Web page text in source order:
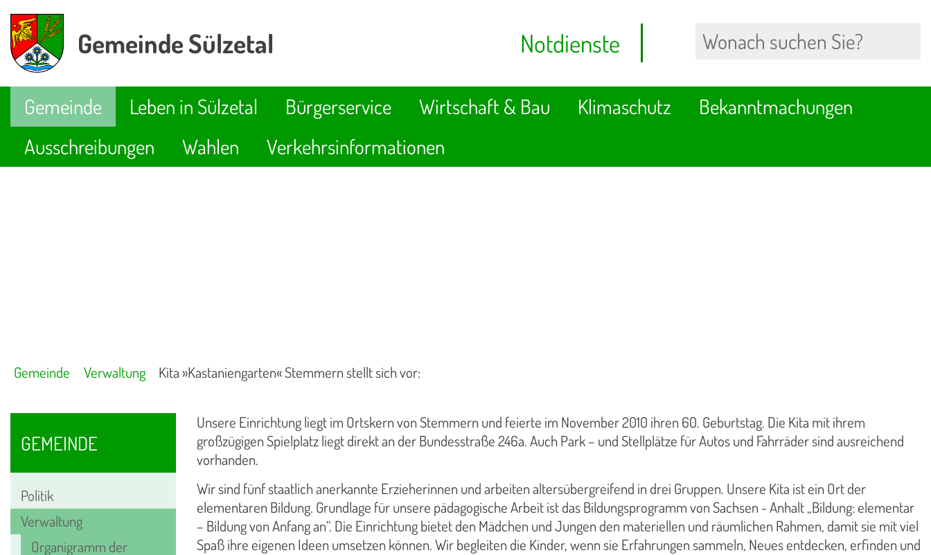
Gemeinde Sülzetal Notdienste
Gemeinde Leben in Sülzetal Bürgerservice Wirtschaft & Bau Klimaschutz
Bekanntmachungen
Ausschreibungen
Wahlen Verkehrsinformationen
Gemeinde Verwaltung Kita »Kastaniengarten« Stemmern stellt sich vor:
GEMEINDE
Politik
Verwaltung
Organigramm der
Unsere Einrichtung liegt im Ortskern von Stemmern und feierte im November 2010 ihren 60. Geburtstag. Die Kita mit ihrem
großzügigen Spielplatz liegt direkt an der Bundesstraße 246a. Auch Park – und Stellplätze für Autos und Fahrräder sind ausreichend
vorhanden.
Wir sind fünf staatlich anerkannte Erzieherinnen und arbeiten altersübergreifend in drei Gruppen. Unsere Kita ist ein Ort der
elementaren Bildung. Grundlage für unsere pädagogische Arbeit ist das Bildungsprogramm von Sachsen - Anhalt „Bildung: elementar
– Bildung von Anfang an“. Die Einrichtung bietet den Mädchen und Jungen den materiellen und räumlichen Rahmen, damit sie mit viel
Spaß ihre eigenen Ideen umsetzen können. Wir begleiten die Kinder, wenn sie Erfahrungen sammeln, Neues entdecken, erfinden und